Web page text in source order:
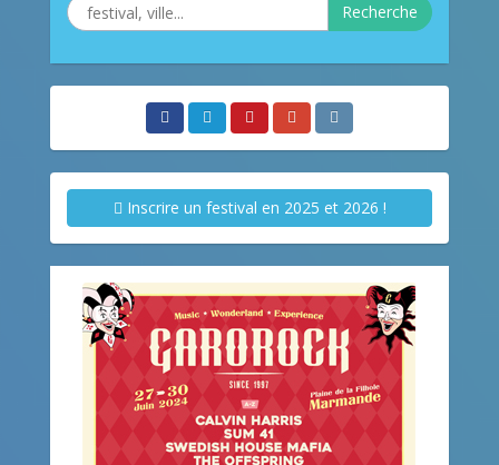
Recherche
Inscrire un festival en 2025 et 2026 !